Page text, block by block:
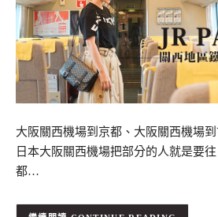
大阪關西機場到京都、大阪關西機場
日本大阪關西機場把部分的人就是要
都…